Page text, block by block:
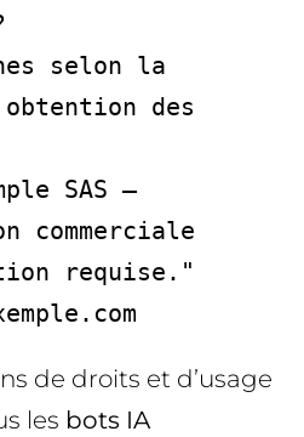
des
SAS –
commerciale
requise."
de droits et d’usage
les bots IA